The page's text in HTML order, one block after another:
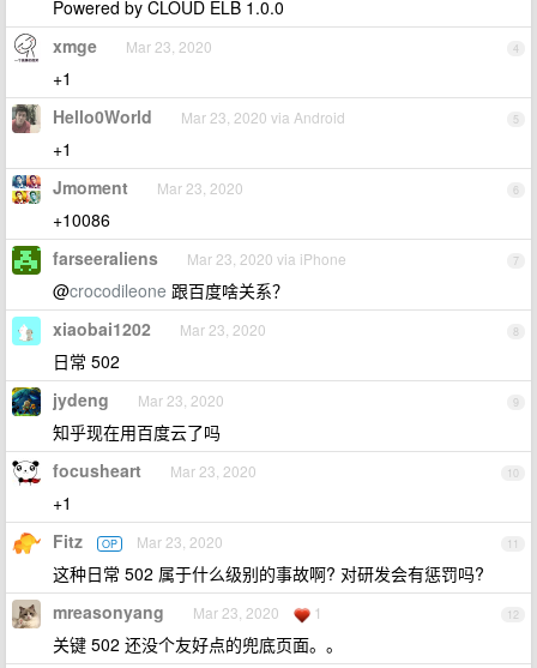
Powered by CLOUD ELB 1.0.0
4
xmge Mar 23, 2020
+1
5
Hello0World Mar 23, 2020 via Android
+1
6
Jmoment Mar 23, 2020
+10086
7
farseeraliens Mar 23, 2020 via iPhone
@crocodileone 跟百度啥关系？
8
xiaobai1202 Mar 23, 2020
日常 502
9
jydeng Mar 23, 2020
知乎现在用百度云了吗
10
focusheart Mar 23, 2020
+1
11
Fitz OP Mar 23, 2020
这种日常 502 属于什么级别的事故啊? 对研发会有惩罚吗?
12
mreasonyang Mar 23, 2020 1
关键 502 还没个友好点的兜底页面。。